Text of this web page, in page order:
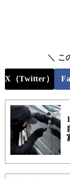
＼ こ
X（Twitter）